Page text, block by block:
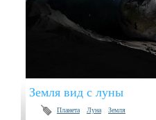
Земля вид с луны
Планета Луна Земля